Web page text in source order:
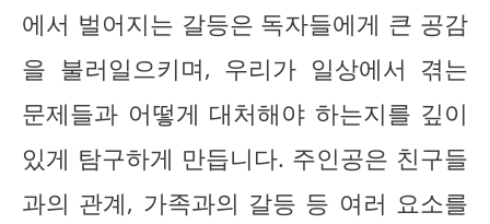
에서 벌어지는 갈등은 독자들에게 큰 공감
을 불러일으키며, 우리가 일상에서 겪는
문제들과 어떻게 대처해야 하는지를 깊이
있게 탐구하게 만듭니다. 주인공은 친구들
과의 관계, 가족과의 갈등 등 여러 요소를